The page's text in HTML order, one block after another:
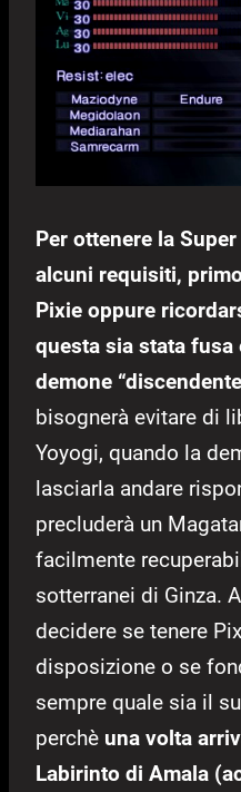
Per ottenere la
alcuni requisiti,
Pixie oppure
questa sia stata
demone
bisognerà evitare di
Yoyogi, quando la
lasciarla andare
precluderà un
facilmente
sotterranei di Ginza.
decidere se tenere
disposizione o se
sempre quale sia il
perchè una volta
Labirinto di Amala